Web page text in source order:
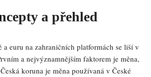
a přehled
a euru na zahraničních platformách se liší v
a nejvýznamnějším faktorem je měna,
koruna je měna používaná v České